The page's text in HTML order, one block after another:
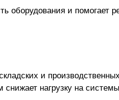
оборудования и помогает
и
нагрузку на